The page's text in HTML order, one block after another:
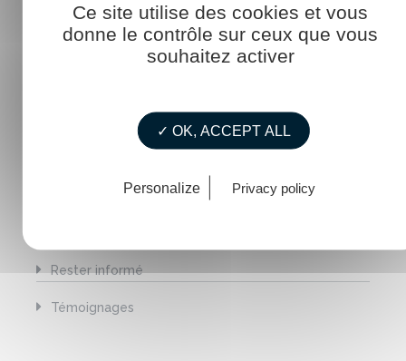
La mer au féminin
Mémento / Guide
Rester informé
Témoignages
Ce site utilise des cookies et vous
donne le contrôle sur ceux que vous
souhaitez activer
✓ OK, ACCEPT ALL
Personalize Privacy policy